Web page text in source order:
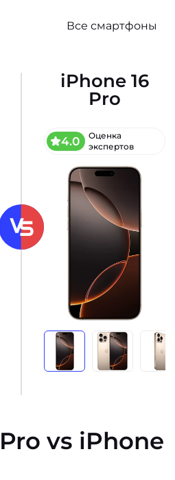
Все смартфоны
iPhone 16
Pro
4.0
Оценка
экспертов
vs iPhone